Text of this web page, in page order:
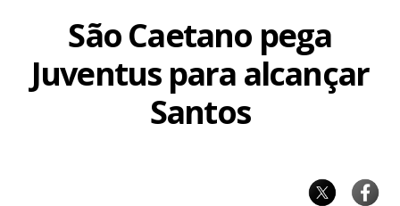
São Caetano pega
Juventus para alcançar
Santos